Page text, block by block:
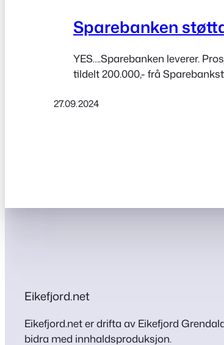
Sparebanken
YES….Sparebanken leverer.
tildelt 200.000,- frå
27.09.2024
Eikefjord.net
Eikefjord.net er drifta av Eikefjord
bidra med innhaldsproduksjon.